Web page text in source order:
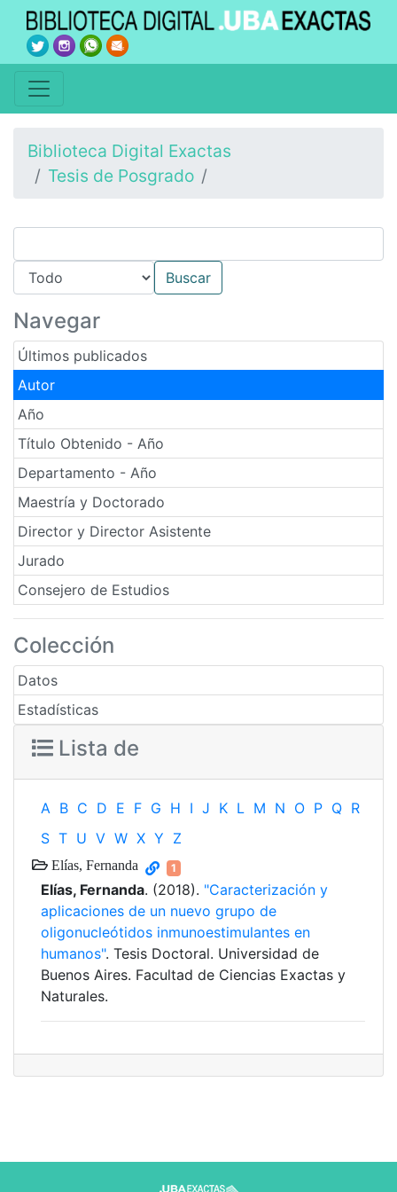
Biblioteca Digital Exactas
Tesis de Posgrado
Navegar
Últimos publicados
Autor
Año
Título Obtenido - Año
Departamento - Año
Maestría y Doctorado
Director y Director Asistente
Jurado
Consejero de Estudios
Colección
Datos
Estadísticas
Lista de
A B C D E F G H I J K L M N O P Q R
S T U V W X Y Z
Elías, Fernanda 1
Elías, Fernanda. (2018). "Caracterización y
aplicaciones de un nuevo grupo de
oligonucleótidos inmunoestimulantes en
humanos". Tesis Doctoral. Universidad de
Buenos Aires. Facultad de Ciencias Exactas y
Naturales.